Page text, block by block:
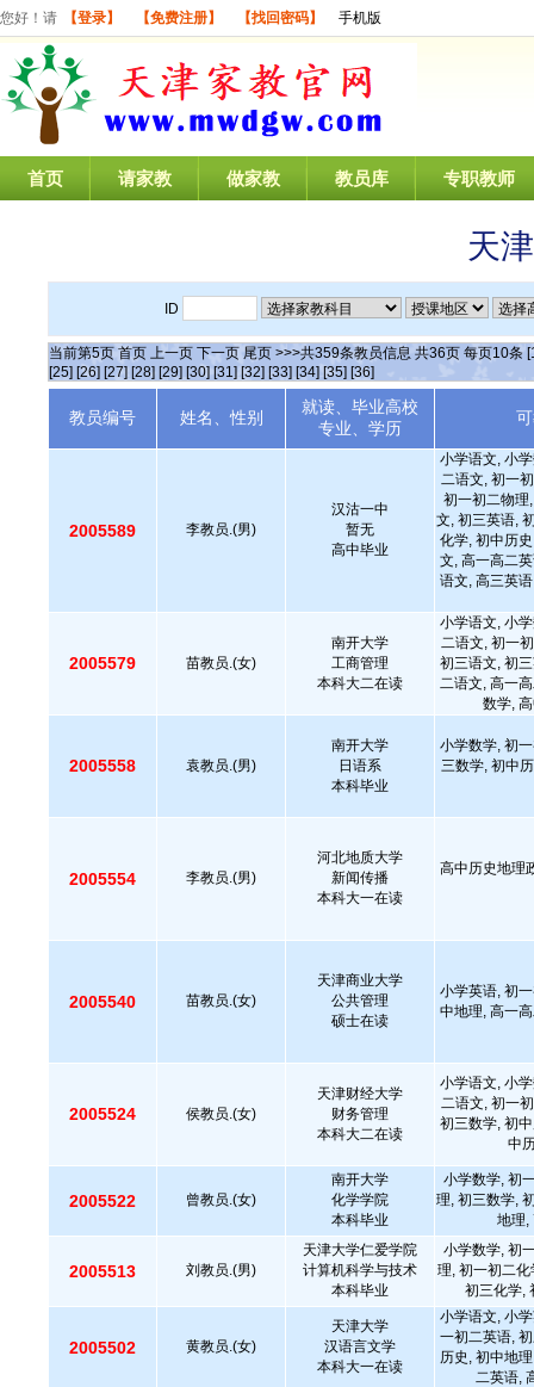
您好！请 【登录】 【免费注册】 【找回密码】 手机版
首页 请家教 做家教 教员库 专职教师
天
ID
当前第5页 首页 上一页 下一页 尾页 >>>共359条教员信息 共36页 每页10条
[25] [26] [27] [28] [29] [30] [31] [32] [33] [34] [35] [36]
教员编号 姓名、性别
就读、毕业高校
专业、学历
2005589 李教员.(男)
汉沽一中
暂无
高中毕业
小学语文, 小
二语文, 初一
初一初二物理
文, 初三英语,
化学, 初中历
文, 高一高二
语文, 高三英
2005579 苗教员.(女)
南开大学
工商管理
本科大二在读
小学语文, 小
二语文, 初一
初三语文, 初
二语文, 高一
数学,
2005558 袁教员.(男)
南开大学
日语系
本科毕业
小学数学, 初
三数学, 初中
2005554 李教员.(男)
河北地质大学
新闻传播
本科大一在读
高中历史地理
2005540 苗教员.(女)
天津商业大学
公共管理
硕士在读
小学英语, 初
中地理, 高一
2005524 侯教员.(女)
天津财经大学
财务管理
本科大二在读
小学语文, 小
二语文, 初一
初三数学, 初
中
2005522 曾教员.(女)
南开大学
化学学院
本科毕业
小学数学, 初
理, 初三数学,
地理,
2005513 刘教员.(男)
天津大学仁爱学院
计算机科学与技术
本科毕业
小学数学, 初
理, 初一初二
初三化学,
2005502 黄教员.(女)
天津大学
汉语言文学
本科大一在读
小学语文, 小
一初二英语,
历史, 初中地
二英语,